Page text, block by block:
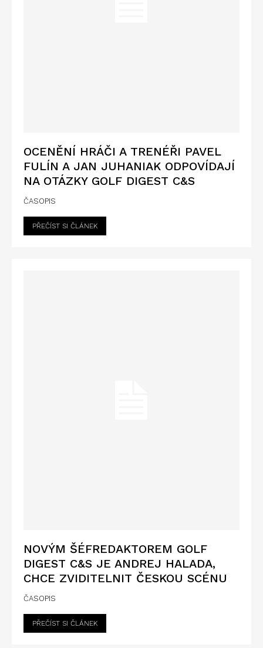
OCENĚNÍ HRÁČI A TRENÉŘI PAVEL
FULÍN A JAN JUHANIAK ODPOVÍDAJÍ
NA OTÁZKY GOLF DIGEST C&S
ČASOPIS
PŘEČÍST SI ČLÁNEK
NOVÝM ŠÉFREDAKTOREM GOLF
DIGEST C&S JE ANDREJ HALADA,
CHCE ZVIDITELNIT ČESKOU SCÉNU
ČASOPIS
PŘEČÍST SI ČLÁNEK